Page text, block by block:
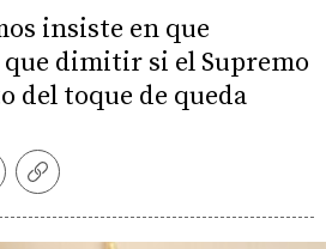
insiste en que
dimitir si el Supremo
del toque de queda
Copiar